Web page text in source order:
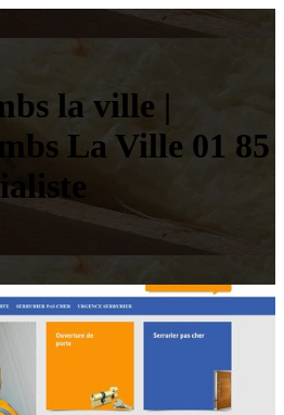
la ville |
La Ville 01 85